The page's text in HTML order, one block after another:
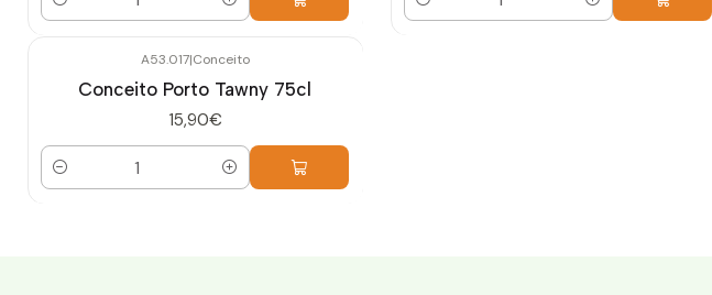
Cantidad Cantidad
A53.017|Conceito
Conceito Porto Tawny 75cl
15,90€
Cantidad